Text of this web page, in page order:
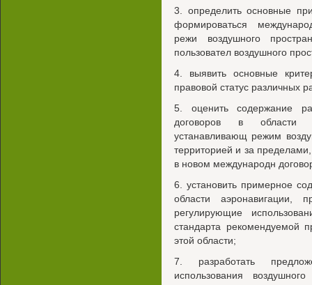
3. определить основные
формироваться
режи воздушного
пользовател воздушного
4. выявить основные
правовой статус различных
5. оценить содержание
договоров в области
устанавливающ режим
территорией и за
в новом международн
6. установить примерное
области аэронавигации,
регулирующие
стандарта рекомендуемой
этой области;
7. разработать
использования